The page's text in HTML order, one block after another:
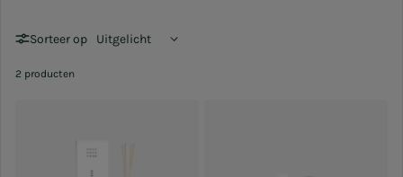
Sorteer op
2 producten